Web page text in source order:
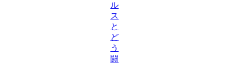
ル
ス
と
ど
う
闘